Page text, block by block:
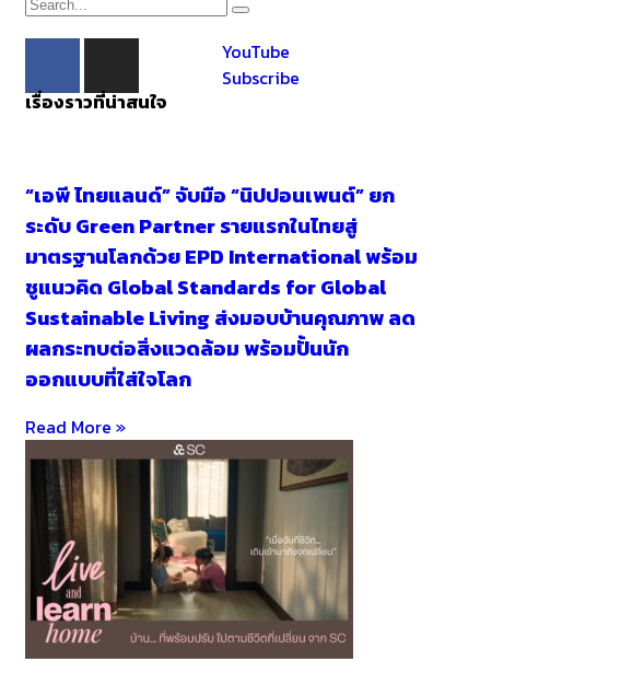
YouTube
Subscribe
เรื่องราวที่น่าสนใจ
“เอพี ไทยแลนด์” จับมือ “นิปปอนเพนต์” ยก
ระดับ Green Partner รายแรกในไทยสู่
มาตรฐานโลกด้วย EPD International พร้อม
ชูแนวคิด Global Standards for Global
Sustainable Living ส่งมอบบ้านคุณภาพ ลด
ผลกระทบต่อสิ่งแวดล้อม พร้อมปั้นนัก
ออกแบบที่ใส่ใจโลก
Read More »